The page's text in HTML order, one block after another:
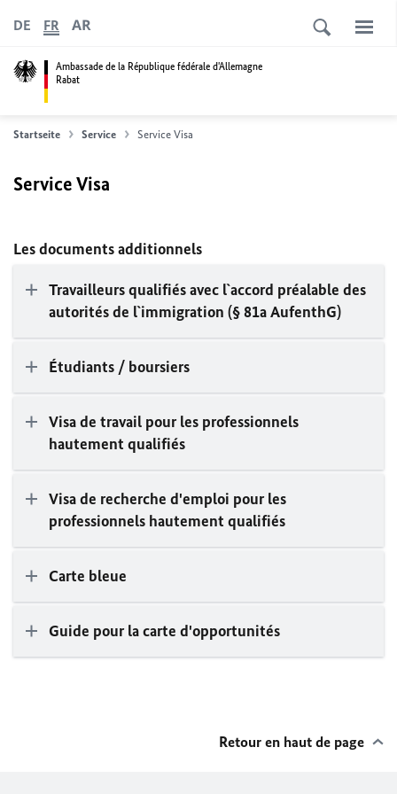
Ambassade de la République fédérale d'Allemagne
Rabat
DE FR AR
Startseite Service Service Visa
Service Visa
Les documents additionnels
Travailleurs qualifiés avec l`accord préalable des
autorités de l`immigration (§ 81a AufenthG)
Étudiants / boursiers
Visa de travail pour les professionnels
hautement qualifiés
Visa de recherche d'emploi pour les
professionnels hautement qualifiés
Carte bleue
Guide pour la carte d'opportunités
Retour en haut de page